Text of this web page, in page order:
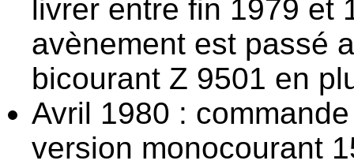
livrer entre fin 1979 et
avènement est passé
bicourant Z 9501 en
Avril 1980 :
version monocourant